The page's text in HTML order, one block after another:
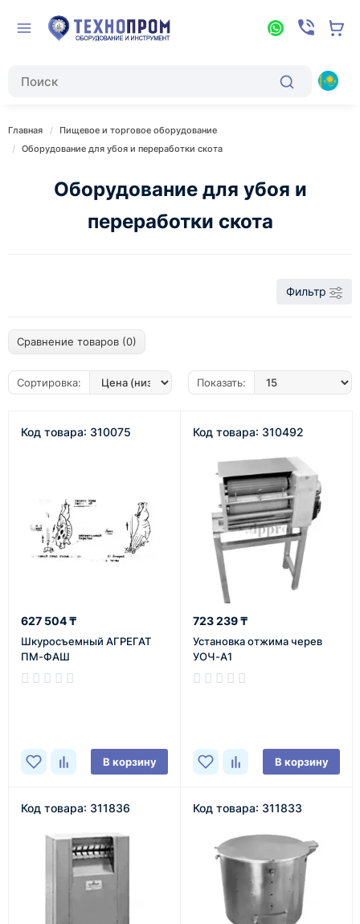
Главная
Пищевое и торговое оборудование
Оборудование для убоя и переработки скота
Оборудование для убоя и
переработки скота
Фильтр
Сравнение товаров (0)
Сортировка: Показать:
Код товара: 310075
627 504 ₸
Шкуросъемный АГРЕГАТ
ПМ-ФАШ
В корзину
Код товара: 310492
723 239 ₸
Установка отжима черев
УОЧ-А1
В корзину
Код товара: 311836 Код товара: 311833